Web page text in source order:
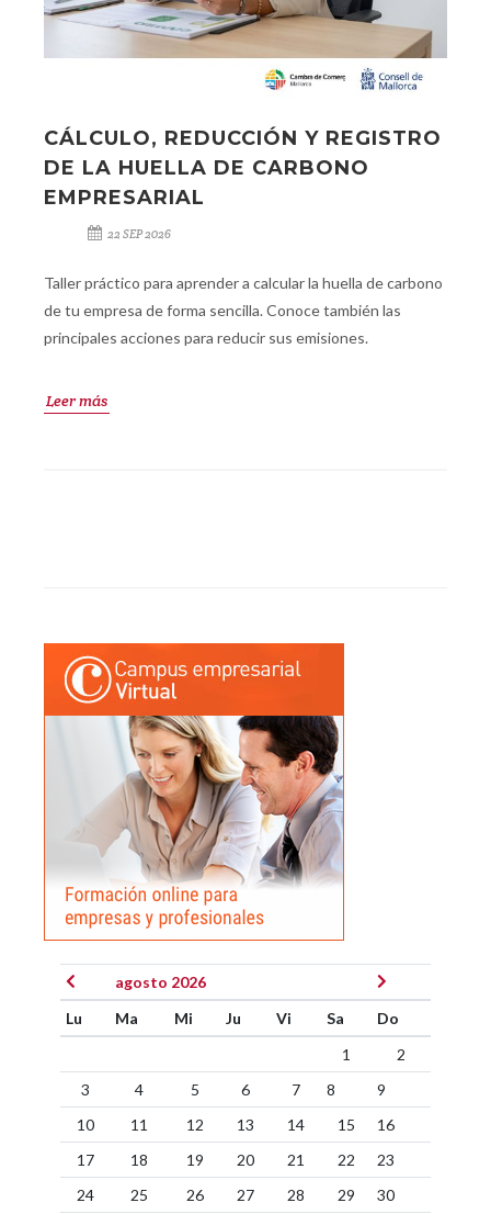
CÁLCULO, REDUCCIÓN Y REGISTRO
DE LA HUELLA DE CARBONO
EMPRESARIAL
22 SEP 2026
Taller práctico para aprender a calcular la huella de carbono
de tu empresa de forma sencilla. Conoce también las
principales acciones para reducir sus emisiones.
Leer más
agosto 2026
Lu
Ma Mi Ju Vi Sa
Do
1
2
3
4 5 6 7 8
9
10
11 12 13 14 15
16
17
18 19 20 21 22
23
24
25 26 27 28 29 30